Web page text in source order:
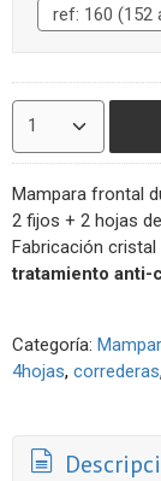
Mampara frontal
2 fijos + 2 hojas
Fabricación
tratamiento anti-
Categoría:
4hojas correderas